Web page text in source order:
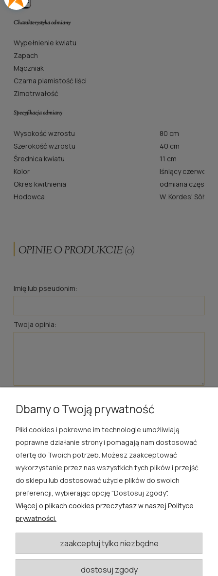
Charakterystyka odmiany
Wypełnienie kwiatu
Zapach
Mączniak
Czarna plamistość liści
Zimotrwałość
Specyfikacja odmiany
Wysokość wzrostu
80 cm
Szerokość wzrostu
40 cm
Średnica kwiatu
11 cm
Kolor
lśniący czerwony
Okres kwitnienia
odmiana często
Hodowca
W. Kordes' Söhne
OPINIE O PRODUKCIE (0)
Imię lub pseudonim:
Twoja opinia:
ROSA ĆWIK
SKLEP
EXTRA
KATEGORIE BLOGU
Dbamy o Twoją prywatność
Pliki cookies i pokrewne im technologie umożliwiają
poprawne działanie strony i pomagają nam dostosować
ofertę do Twoich potrzeb. Możesz zaakceptować
wykorzystanie przez nas wszystkich tych plików i przejść
do sklepu lub dostosować użycie plików do swoich
preferencji, wybierając opcję "Dostosuj zgody".
Więcej o plikach cookies przeczytasz w naszej Polityce
prywatności.
zaakceptuj tylko niezbędne
dostosuj zgody